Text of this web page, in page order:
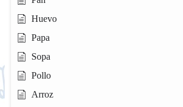
Huevo
Papa
Sopa
Pollo
Arroz